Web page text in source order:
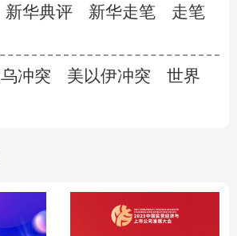
新华典评 新华走笔
走笔
冲突 美以伊冲突
世界